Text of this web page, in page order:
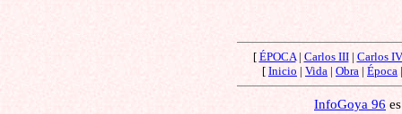
[ ÉPOCA| Carlos III| Carlos IV
[ Inicio | Vida | Obra | Época
InfoGoya 96